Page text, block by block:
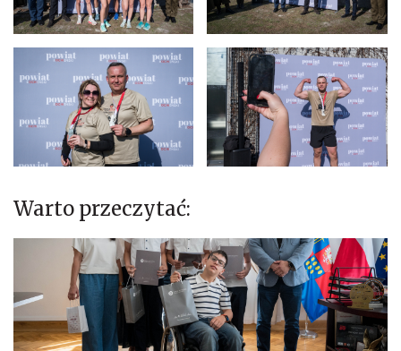
Warto przeczytać: